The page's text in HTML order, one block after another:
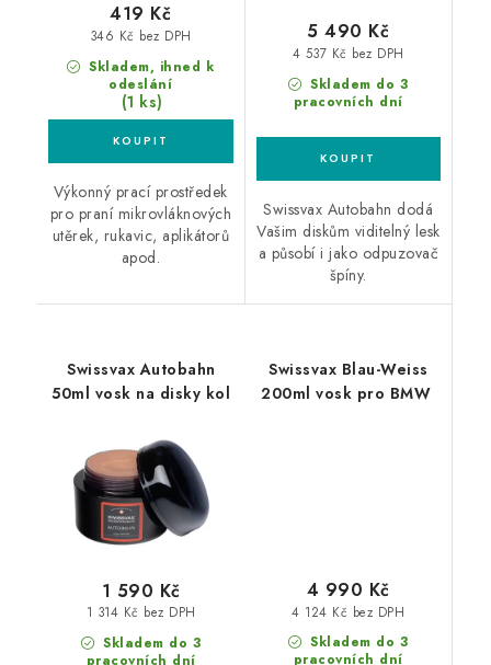
Skladem, ihned k
odeslání
(1 ks)
346 Kč bez DPH
419 Kč
Výkonný prací prostředek
pro praní mikrovláknových
utěrek, rukavic, aplikátorů
apod.
Skladem do 3
pracovních dní
4 537 Kč bez DPH
5 490 Kč
Swissvax Autobahn dodá
Vašim diskům viditelný lesk
a působí i jako odpuzovač
špíny.
Swissvax Autobahn
50ml vosk na disky kol
Skladem do 3
pracovních dní
1 314 Kč bez DPH
1 590 Kč
Swissvax Blau-Weiss
200ml vosk pro BMW
Skladem do 3
pracovních dní
4 124 Kč bez DPH
4 990 Kč